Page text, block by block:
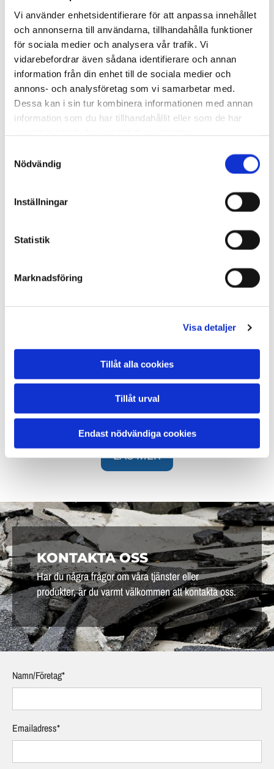
Vi använder enhetsidentifierare för att anpassa innehållet
och annonserna till användarna, tillhandahålla funktioner
för sociala medier och analysera vår trafik. Vi
vidarebefordrar även sådana identifierare och annan
information från din enhet till de sociala medier och
annons- och analysföretag som vi samarbetar med.
Dessa kan i sin tur kombinera informationen med annan
information som du har tillhandahållit eller som de har
Nödvändig
Inställningar
Statistik
Marknadsföring
Visa detaljer
Tillåt alla cookies
Tillåt urval
Endast nödvändiga cookies
Bark
Vi tar reda på spillbark från sågverk och tillverkar täckbark,
barkmull och fallskyddsbark till försäljning. Terminaler för
Återvinningsstation
På vår återvinningsstation kan du lämna asfalt, betong
m.m.
LÄS MER
KONTAKTA OSS
Har du några frågor om våra tjänster eller
produkter, är du varmt välkommen att kontakta oss.
Namn/Företag*
Emailadress*